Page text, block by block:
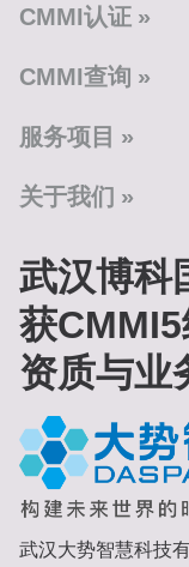
CMMI认证
CMMI查询
服务项目
关于我们
武汉博科
获
资质与业
武汉大势智慧科技